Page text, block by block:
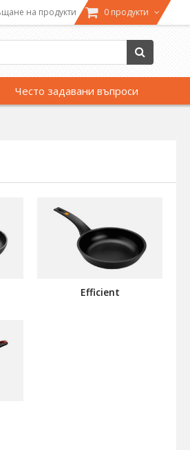
на продукти 0 продукти
Често задавани въпроси
Efficient